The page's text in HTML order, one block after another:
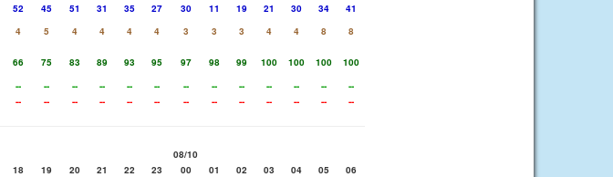
52 45 51 31 35 27 30 11 19 21 30 34
41
4 5 4 4 4 4 3 3 3 4 4 8
8
66 75 83 89 93 95 97 98 99 100 100 100
100
-- -- -- -- -- -- -- -- -- -- -- --
--
-- -- -- -- -- -- -- -- -- -- -- -- --
08/10
18 19 20 21 22 23 00 01 02 03 04 05
06